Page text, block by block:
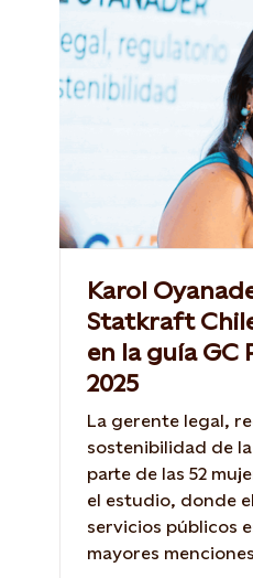
Karol
Statkraft
en la guía GC
2025
La gerente legal,
sostenibilidad de
parte de las 52
el estudio, donde
servicios públicos
mayores